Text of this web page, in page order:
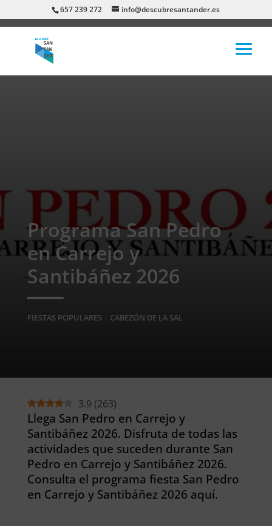
657 239 272 info@descubresantander.es
Programa San Pedro
en Carrejo y
Santibáñez 2026
FIESTAS POPULARES| CABEZÓN DE LA SAL
3.9 (263)
Llega San Pedro en Carrejo y
Santibáñez 2026. Disfruta de todas las
actividades que suceden durante San
Pedro en Carrejo y Santibáñez 2026.
Consulta el programa fiesta San Pedro
en Carrejo y Santibáñez 2026 aquí.